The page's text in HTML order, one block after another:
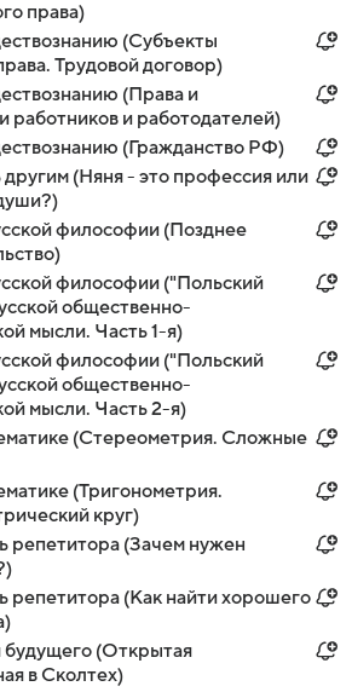
права)
(Субъекты
Трудовой договор)
(Права и
работников и работодателей)
(Гражданство РФ)
(Няня - это профессия или
философии (Позднее
философии ("Польский
общественно-
мысли. Часть 1-я)
философии ("Польский
общественно-
мысли. Часть 2-я)
(Стереометрия. Сложные
(Тригонометрия.
круг)
репетитора (Зачем нужен
репетитора (Как найти хорошего
будущего (Открытая
в Сколтех)